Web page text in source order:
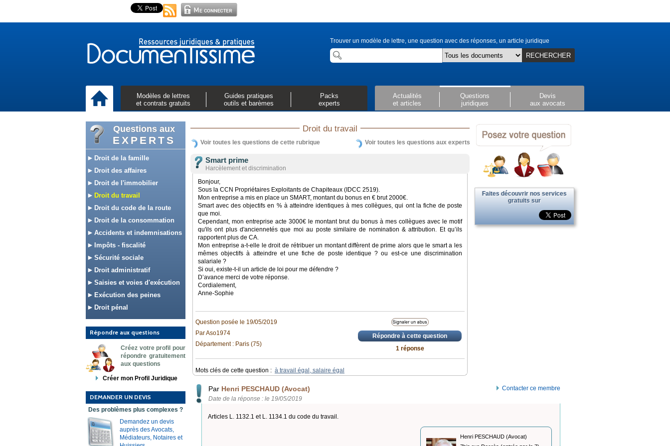
Trouver un modèle de lettre, une question avec des réponses, un article juridique
RECHERCHER
Modèles de lettres
et contrats gratuits
Guides pratiques
outils et barèmes
Packs
experts
Actualités
et articles
Questions
juridiques
Devis
aux avocats
Questions aux
EXPERTS
Droit de la famille
Droit des affaires
Droit de l'immobilier
Droit du travail
Droit du code de la route
Droit de la consommation
Accidents et indemnisations
Impôts - fiscalité
Sécurité sociale
Droit administratif
Saisies et voies d'exécution
Exécution des peines
Droit pénal
Répondre aux questions
Créez votre profil pour
répondre gratuitement
aux questions
Créer mon Profil Juridique
DEMANDER UN DEVIS
Des problèmes plus complexes ?
Demandez un devis
auprès des Avocats,
Médiateurs, Notaires et
Droit du travail
Voir toutes les questions de cette rubrique Voir toutes les questions aux experts
Smart prime
Harcèlement et discrimination
Bonjour,
Sous la CCN Propriétaires Exploitants de Chapiteaux (IDCC 2519).
Mon entreprise a mis en place un SMART, montant du bonus en € brut 2000€.
Smart avec des objectifs en % à atteindre identiques à mes collègues, qui ont la fiche de poste
que moi.
Cependant, mon entreprise acte 3000€ le montant brut du bonus à mes collègues avec le motif
qu'ils ont plus d'anciennetés que moi au poste similaire de nomination & attribution. Et qu’ils
rapportent plus de CA.
Mon entreprise a-t-elle le droit de rétribuer un montant diffèrent de prime alors que le smart a les
mêmes objectifs à atteindre et une fiche de poste identique ? ou est-ce une discrimination
salariale ?
Si oui, existe-t-il un article de loi pour me défendre ?
D’avance merci de votre réponse.
Cordialement,
Anne-Sophie
Question posée le 19/05/2019
Par Aso1974
Département : Paris (75)
Répondre à cette question
1 réponse
Mots clés de cette question : à travail égal, salaire égal
Par Henri PESCHAUD (Avocat)
Date de la réponse : le 19/05/2019
Contacter ce membre
Articles L. 1132.1 et L. 1134.1 du code du travail.
Henri PESCHAUD (Avocat)
Faites découvrir nos services
gratuits sur